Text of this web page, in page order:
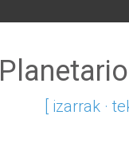
[ izarrak ·